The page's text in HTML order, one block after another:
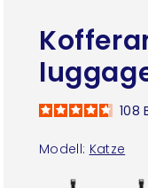
Modell: Katze
108